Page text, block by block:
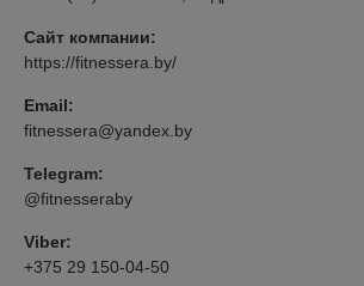
Сайт компании:
https://fitnessera.by/
Email:
fitnessera@yandex.by
Telegram:
@fitnesseraby
Viber:
+375 29 150-04-50